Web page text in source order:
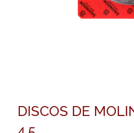
DISCOS DE